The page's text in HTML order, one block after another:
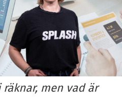
räknar, men vad är